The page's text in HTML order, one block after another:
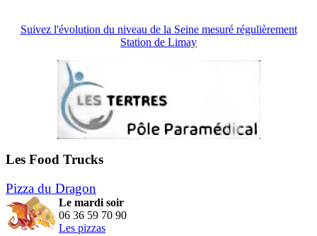
Suivez l'évolution du niveau de la Seine mesuré régulièrement
Station de Limay
Les Food Trucks
Pizza du Dragon
Le mardi soir
06 36 59 70 90
Les pizzas